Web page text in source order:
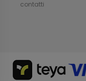
contatti